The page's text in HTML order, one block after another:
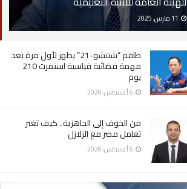
طاقم “شنتشو-21” يظهر لأول مرة بعد
مهمة فضائية قياسية استمرت 210
يوم
من الخوف إلى الجاهزية.. كيف تغير
تعامل مصر مع الزلازل